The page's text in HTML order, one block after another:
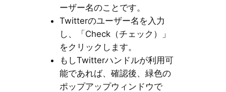
ーザー名のことです。
Twitterのユーザー名を入力
し、「Check（チェック）」
をクリックします。
もしTwitterハンドルが利用可
能であれば、確認後、緑色の
ポップアップウィンドウで